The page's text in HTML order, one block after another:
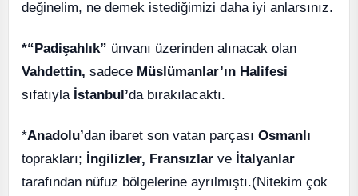
değinelim, ne demek istediğimizi daha iyi anlarsınız.
*“Padişahlık” ünvanı üzerinden alınacak olan
Vahdettin, sadece Müslümanlar’ın Halifesi
sıfatıyla İstanbul’da bırakılacaktı.
*Anadolu’dan ibaret son vatan parçası Osmanlı
toprakları; İngilizler, Fransızlar ve İtalyanlar
tarafından nüfuz bölgelerine ayrılmıştı.(Nitekim çok